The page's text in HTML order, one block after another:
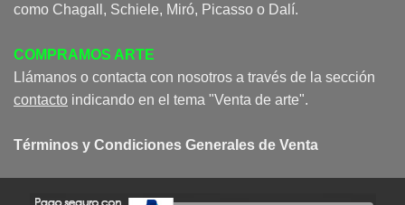
como Chagall, Schiele, Miró, Picasso o Dalí.
COMPRAMOS ARTE
Llámanos o contacta con nosotros a través de la sección
contacto indicando en el tema "Venta de arte".
Términos y Condiciones Generales de Venta